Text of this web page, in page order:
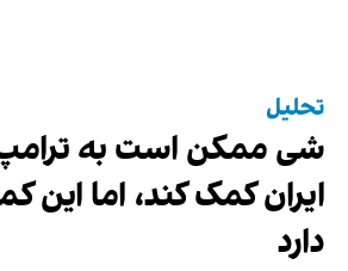
تحلیل
شی ممکن است به
ایران کمک کند، اما این
دارد